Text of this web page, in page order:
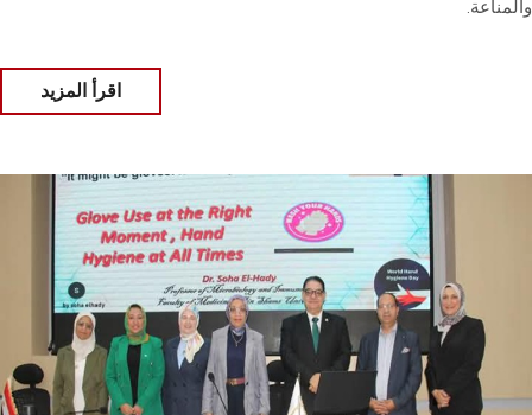
والمناعة.
اقرأ المزيد